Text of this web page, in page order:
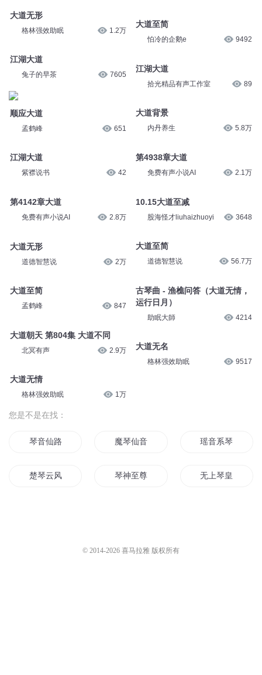
大道无形
格林强效助眠 1.2万
江湖大道
兔子的早茶 7605
顺应大道
孟鹤峰 651
江湖大道
紫襟说书 42
第4142章大道
免费有声小说AI 2.8万
大道无形
道德智慧说 2万
大道至简
孟鹤峰 847
大道朝天 第804集 大道不同
北冥有声 2.9万
大道无情
格林强效助眠 1万
大道至简
怕冷的企鹅e 9492
江湖大道
拾光精品有声工作室 89
大道背景
内丹养生 5.8万
第4938章大道
免费有声小说AI 2.1万
10.15大道至减
股海怪才liuhaizhuoyi 3648
大道至简
道德智慧说 56.7万
古琴曲 - 渔樵问答（大道无情，
运行日月）
助眠大師 4214
大道无名
格林强效助眠 9517
您是不是在找：
琴音仙路 魔琴仙音 瑶音系琴
楚琴云风 琴神至尊 无上琴皇
© 2014-2026 喜马拉雅 版权所有